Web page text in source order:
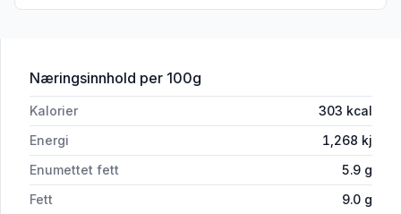
Næringsinnhold for 'Wasabi 30g Lerøy'
per 100g
Kalorier 303 kcal
Energi
1,268 kj
Enumettet fett
5.9 g
Fett
9.0 g